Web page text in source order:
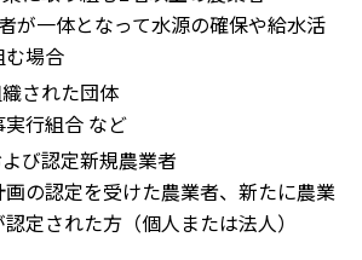
が一体となって水源の確保や給水活
む場合
された団体
行組合 など
び認定新規農業者
の認定を受けた農業者、新たに農業
定された方（個人または法人）